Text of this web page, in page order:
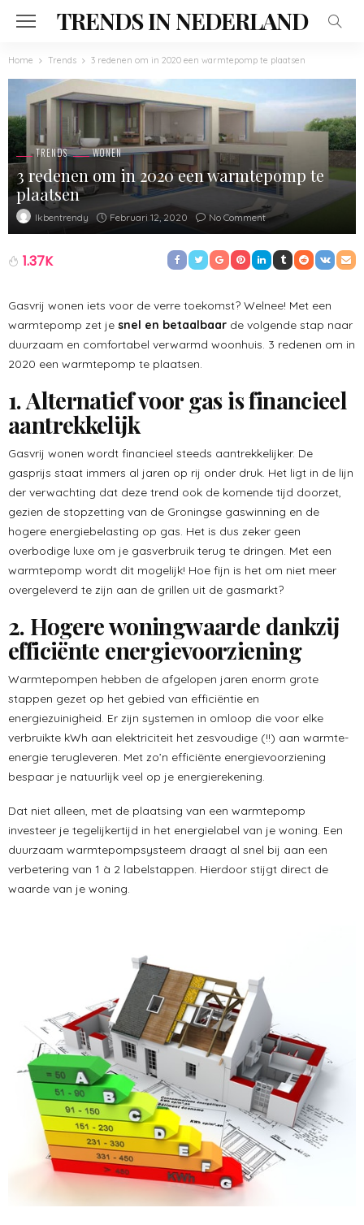
TRENDS IN NEDERLAND
Home Trends 3 redenen om in 2020 een warmtepomp te plaatsen
TRENDS WONEN
3 redenen om in 2020 een warmtepomp te
plaatsen
Ikbentrendy Februari 12, 2020 No Comment
1.37K
Gasvrij wonen iets voor de verre toekomst? Welnee! Met een
warmtepomp zet je snel en betaalbaar de volgende stap naar
duurzaam en comfortabel verwarmd woonhuis. 3 redenen om in
2020 een warmtepomp te plaatsen.
1. Alternatief voor gas is financieel
aantrekkelijk
Gasvrij wonen wordt financieel steeds aantrekkelijker. De
gasprijs staat immers al jaren op rij onder druk. Het ligt in de lijn
der verwachting dat deze trend ook de komende tijd doorzet,
gezien de stopzetting van de Groningse gaswinning en de
hogere energiebelasting op gas. Het is dus zeker geen
overbodige luxe om je gasverbruik terug te dringen. Met een
warmtepomp wordt dit mogelijk! Hoe fijn is het om niet meer
overgeleverd te zijn aan de grillen uit de gasmarkt?
2. Hogere woningwaarde dankzij
efficiënte energievoorziening
Warmtepompen hebben de afgelopen jaren enorm grote
stappen gezet op het gebied van efficiëntie en
energiezuinigheid. Er zijn systemen in omloop die voor elke
verbruikte kWh aan elektriciteit het zesvoudige (!!) aan warmte-
energie terugleveren. Met zo’n efficiënte energievoorziening
bespaar je natuurlijk veel op je energierekening.
Dat niet alleen, met de plaatsing van een warmtepomp
investeer je tegelijkertijd in het energielabel van je woning. Een
duurzaam warmtepompsysteem draagt al snel bij aan een
verbetering van 1 à 2 labelstappen. Hierdoor stijgt direct de
waarde van je woning.